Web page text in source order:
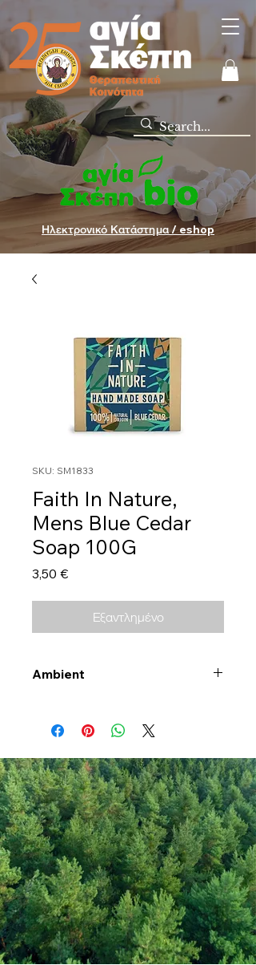
Ηλεκτρονικό Κατάστημα / eshop
SKU: SM1833
Faith In Nature,
Mens Blue Cedar
Soap 100G
3,50 €Τιμή
Εξαντλημένο
Ambient